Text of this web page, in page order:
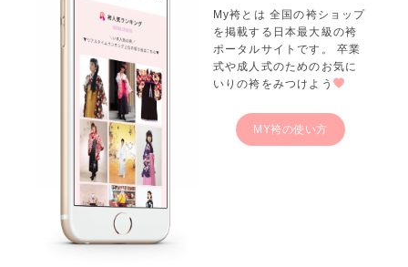
My袴とは 全国の袴ショップ
を掲載する日本最大級の袴
ポータルサイトです。 卒業
式や成人式のためのお気に
いりの袴をみつけよう
MY袴の使い方